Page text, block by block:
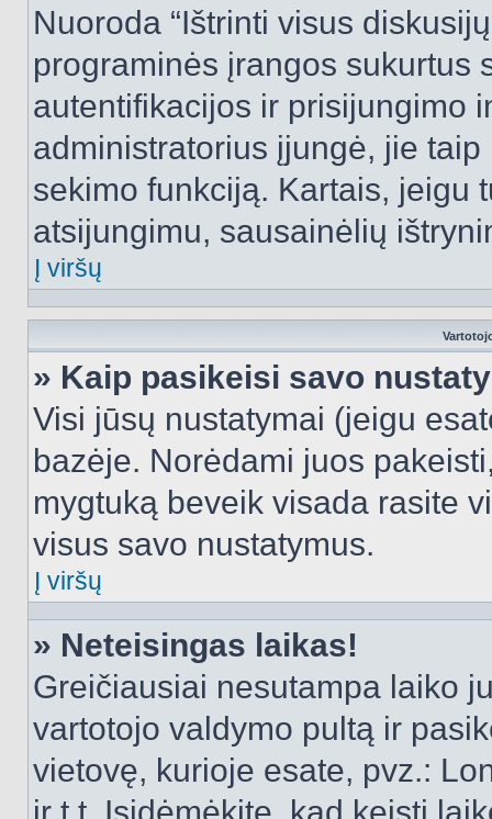
Nuoroda “Ištrinti visus
programinės įrangos sukurtus
autentifikacijos ir prisijungimo
administratorius įjungė, jie
sekimo funkciją. Kartais, jeigu
atsijungimu, sausainėlių
Į viršų
» Kaip pasikeisi savo
Visi jūsų nustatymai (jeigu
bazėje. Norėdami juos
mygtuką beveik visada rasite
visus savo nustatymus.
Į viršų
» Neteisingas laikas!
Greičiausiai nesutampa laiko
vartotojo valdymo pultą ir
vietovę, kurioje esate, pvz.: